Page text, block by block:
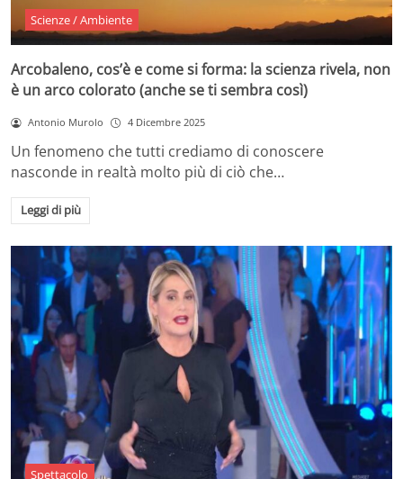
Scienze / Ambiente
Arcobaleno, cos’è e come si forma: la scienza rivela, non
è un arco colorato (anche se ti sembra così)
Antonio Murolo 4 Dicembre 2025
Un fenomeno che tutti crediamo di conoscere
nasconde in realtà molto più di ciò che…
Leggi di più
Spettacolo